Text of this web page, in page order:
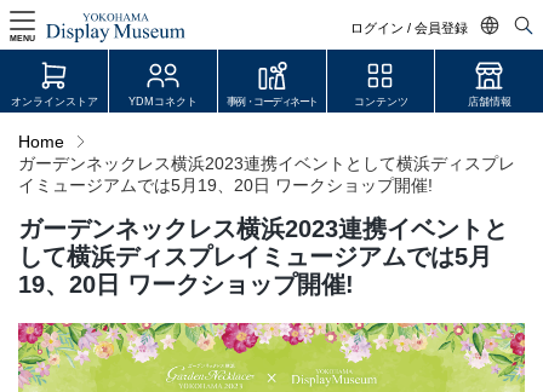
ログイン / 会員登録
日本語
中文简体
MENU
オンラインストア
会員登録・取引申請
オンラインストア YDMコネクト 事例・コーディネート コンテンツ 店舗情報
Home
ガーデンネックレス横浜2023連携イベントとして横浜ディスプレ
イミュージアムでは5月19、20日 ワークショップ開催!
ガーデンネックレス横浜2023連携イベントと
して横浜ディスプレイミュージアムでは5月
19、20日 ワークショップ開催!